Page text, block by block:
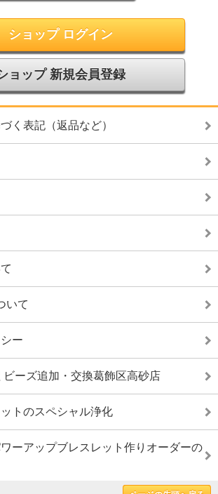
ショップ ログイン
ョップ 新規会員登録
く表記（返品など）
いて
ー
ビーズ追加・交換葛飾区高砂店
トのスペシャル浄化
ーアップブレスレット作りオーダーの